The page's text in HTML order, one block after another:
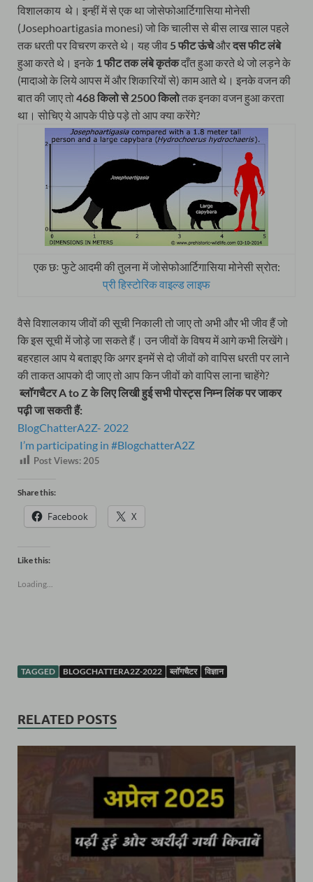
विशालकाय थे। इन्हीं में से एक था जोसेफोआर्टिगासिया मोनेसी
(Josephoartigasia monesi) जो कि चालीस से बीस लाख साल पहले
तक धरती पर विचरण करते थे। यह जीव 5 फीट ऊंचेऔरदस फीट लंबे
हुआ करते थे। इनके 1 फीट तक लंबे कृतंकदाँत हुआ करते थे जो लड़ने के
(मादाओ के लिये आपस में और शिकारियों से) काम आते थे। इनके वजन की
बात की जाए तो468 किलो से 2500 किलोतक इनका वजन हुआ करता
था। सोचिए ये आपके पीछे पड़े तो आप क्या करेंगे?
एक छः फुटे आदमी की तुलना में जोसेफोआर्टिगासिया मोनेसी स्रोत:
प्री हिस्टोरिक वाइल्ड लाइफ
वैसे विशालकाय जीवों की सूची निकाली तो जाए तो अभी और भी जीव हैं जो
कि इस सूची में जोड़े जा सकते हैं। उन जीवों के विषय में आगे कभी लिखेंगे।
बहरहाल आप ये बताइए कि अगर इनमें से दो जीवों को वापिस धरती पर लाने
की ताकत आपको दी जाए तो आप किन जीवों को वापिस लाना चाहेंगे?
ब्लॉगचैटर A to Z के लिए लिखी हुई सभी पोस्ट्स निम्न लिंक पर जाकर
पढ़ी जा सकती हैं:
BlogChatterA2Z- 2022
I’m participating in #BlogchatterA2Z
Post Views: 205
Share this:
Facebook X
Like this:
Loading...
TAGGED BLOGCHATTERA2Z-2022 ब्लॉगचैटर विज्ञान
RELATED POSTS